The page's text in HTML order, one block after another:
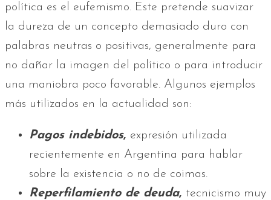
política es el eufemismo. Este pretende suavizar
la dureza de un concepto demasiado duro con
palabras neutras o positivas, generalmente para
no dañar la imagen del político o para introducir
una maniobra poco favorable. Algunos ejemplos
más utilizados en la actualidad son:
Pagos indebidos, expresión utilizada
recientemente en Argentina para hablar
sobre la existencia o no de coimas.
Reperfilamiento de deuda, tecnicismo muy